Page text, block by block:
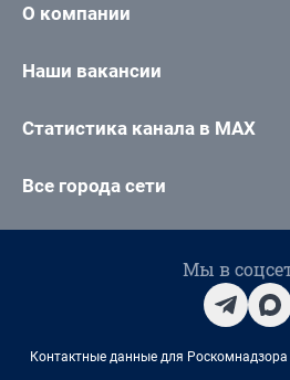
О компании
Наши вакансии
Статистика канала в MAX
Все города сети
Мы в
Контактные данные для Роскомнадзора